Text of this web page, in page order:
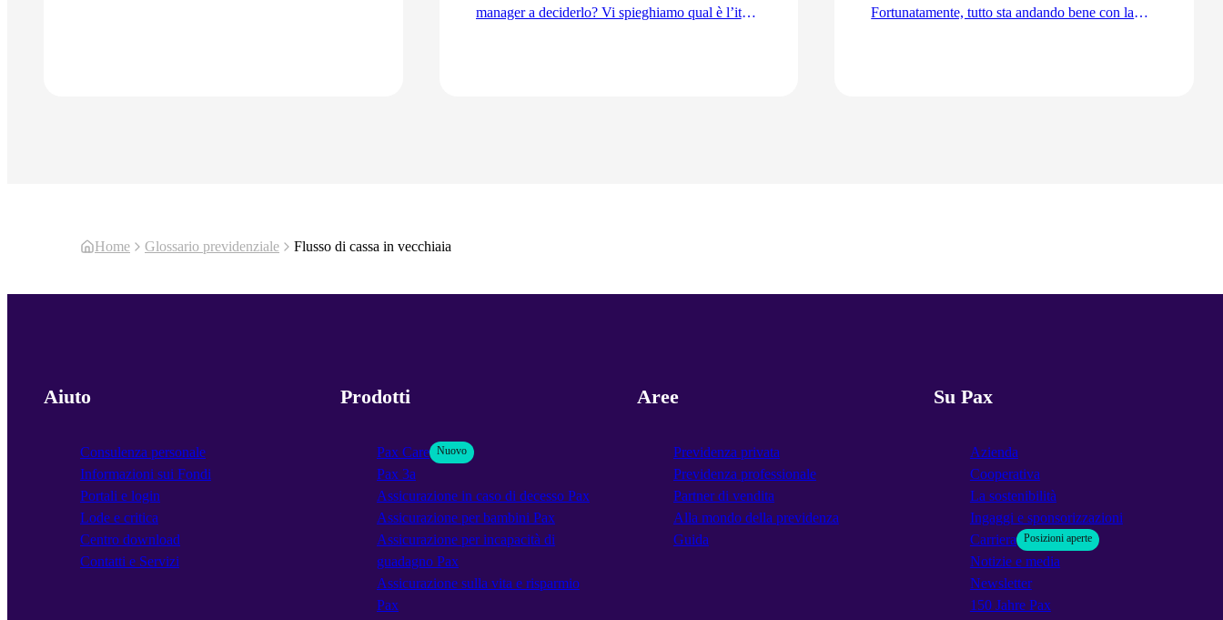
manager a deciderlo? Vi spieghiamo qual è l’iter
Fortunatamente, tutto sta andando bene con la
Home Glossario previdenziale Flusso di cassa in vecchiaia
Aiuto
Consulenza personale
Informazioni sui Fondi
Portali e login
Lode e critica
Centro download
Contatti e Servizi
Prodotti
Pax Care Nuovo
Pax 3a
Assicurazione in caso di decesso Pax
Assicurazione per bambini Pax
Assicurazione per incapacità di
guadagno Pax
Assicurazione sulla vita e risparmio
Pax
Aree
Previdenza privata
Previdenza professionale
Partner di vendita
Alla mondo della previdenza
Guida
Su Pax
Azienda
Cooperativa
La sostenibilità
Ingaggi e sponsorizzazioni
Carriera
Posizioni aperte
Notizie e media
Newsletter
150 Jahre Pax